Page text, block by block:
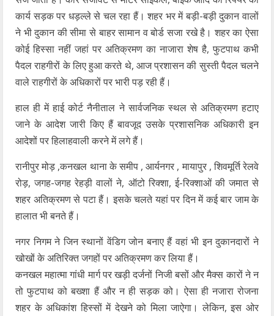
कार्य सड़क पर धड़ल्ले से चल रहा हैं। शहर भर में बड़ी-बड़ी दुकान वालों
ने भी दुकान की सीमा से बाहर सामान व बोर्ड सजा रखे है। शहर का ऐसा
कोई हिस्सा नहीं जहां पर अतिक्रमण का नाजारा शेष है, फुटपाथ कभी
पैदल राहगीरों के लिए हुआ करते थे, आज प्रशासन की सुस्ती पैदल चलने
वाले राहगीरों के अधिकारों पर भारी पड़ रही हैं।
हाल ही में हाई कोर्ट नैनीताल ने सार्वजनिक स्थल से अतिक्रमण हटाए
जाने के आदेश जारी किए हैं बावजूद उसके प्रशासनिक अधिकारी इन
आदेशों पर हिलाहवाली करने में लगे हैं।
रानीपुर मोड़ ,कनखल थाना के समीप , आर्यनगर , मायापुर , शिवमूर्ति रेलवे
रोड़, जगह-जगह रेहड़ी वालों ने, ऑटो रिक्शा, ई-रिक्शाओं की जमात से
शहर अतिक्रमण से पटा हैं। इसके चलते यहां पर दिन में कई बार जाम के
हालात भी बनते हैं।
नगर निगम ने जिन स्थानों वेंडिग जोन बनाए हैं वहां भी इन दुकानदारों ने
खोखों के अतिरिक्त जगहों पर अतिक्रमण कर लिया हैं।
कनखल महात्मा गांधी मार्ग पर खड़ी दर्जनों निजी बसों और मैक्स कारों ने न
तो फुटपाथ को बख्शा हैं और न ही सड़क को। ऐसा ही नजारा रोजना
शहर के अधिकांश हिस्सों में देखने को मिला जाऐगा। लेकिन, इस ओर